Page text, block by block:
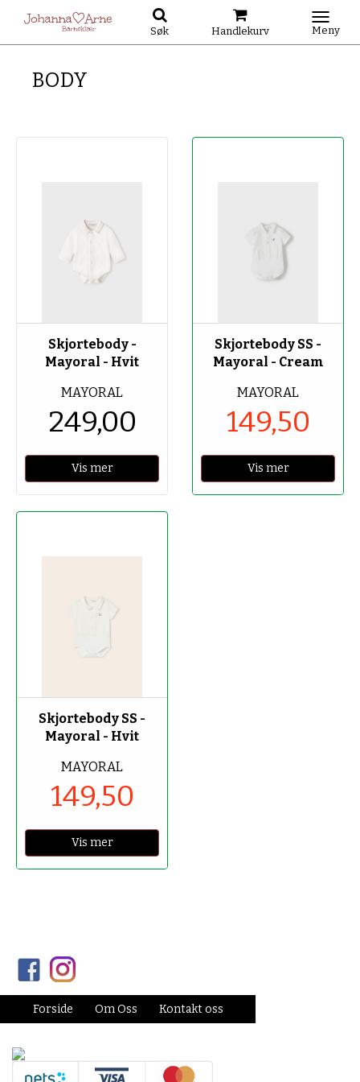
Søk Handlekurv Meny
BODY
Skjortebody -
Mayoral - Hvit
MAYORAL
249,00
Vis mer
Skjortebody SS -
Mayoral - Cream
MAYORAL
149,50
Vis mer
Skjortebody SS -
Mayoral - Hvit
MAYORAL
149,50
Vis mer
Forside Om Oss Kontakt oss